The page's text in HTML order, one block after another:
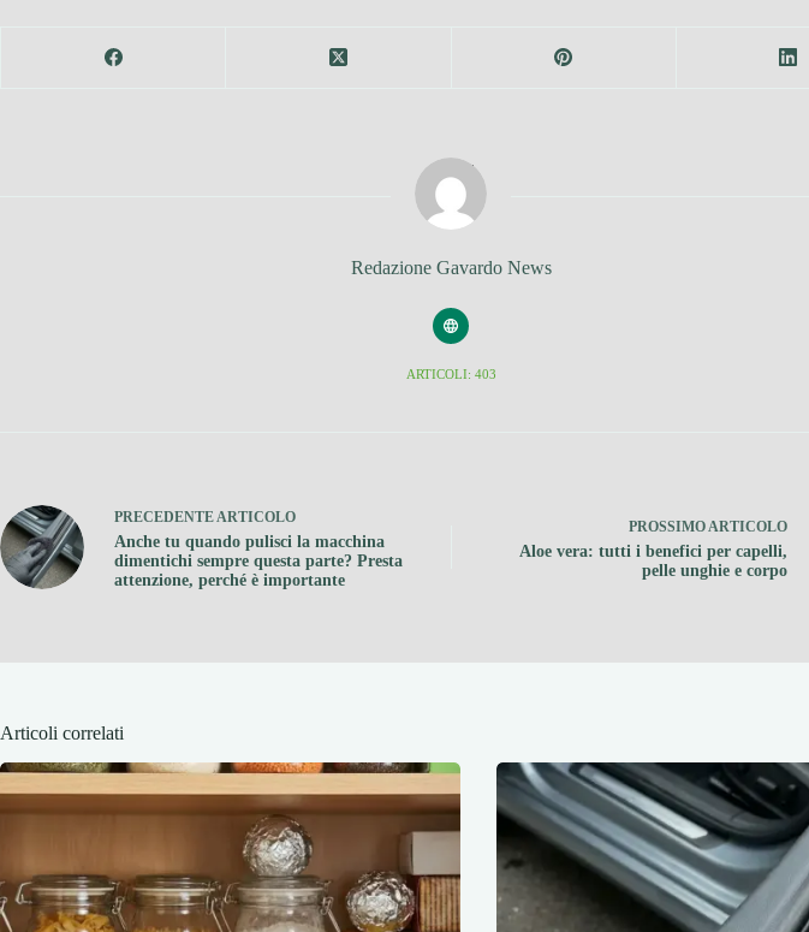
Redazione Gavardo News
ARTICOLI: 403
PRECEDENTE ARTICOLO
Anche tu quando pulisci la macchina
dimentichi sempre questa parte? Presta
attenzione, perché è importante
PROSSIMO ARTICOLO
Aloe vera: tutti i benefici per capelli,
pelle unghie e corpo
Articoli correlati